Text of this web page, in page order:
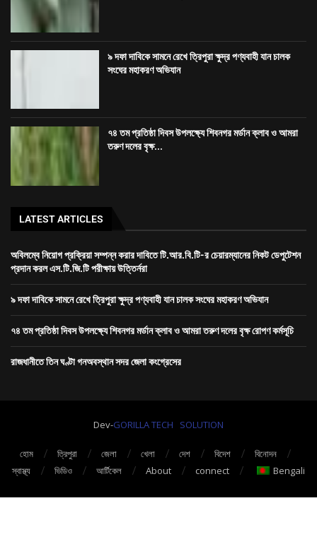
৯ দফা দাবিকে সামনে রেখে ত্রিপুরা ক্ষুদ্র পণ্যবাহী যান চালক
সংঘের মহাকরণ অভিযান
৭৪ তম প্রতিষ্ঠা দিবস উপলক্ষ্যে শিবনগর মর্ডান ক্লাব ও আমরা
তরুণ দলের বৃক্ষ...
LATEST ARTICLES
অবিলম্বে নিয়োগ প্রক্রিয়া সম্পন্ন করার দাবিতে টি.আর.বি.টি-র চেয়ারম্যানের নিকট ডেপুটেশন
প্রদান করল এস.টি.জি.টি পরীক্ষায় উত্তির্নরা
৯ দফা দাবিকে সামনে রেখে ত্রিপুরা ক্ষুদ্র পণ্যবাহী যান চালক সংঘের মহাকরণ অভিযান
৭৪ তম প্রতিষ্ঠা দিবস উপলক্ষ্যে শিবনগর মর্ডান ক্লাব ও আমরা তরুণ দলের বৃক্ষ রোপণ কর্মসূচি
রাজধানীতে তিন ঘণ্টা গনঅবস্থান সদর জেলা কংগ্রেসের
Dev-GORILLA TECH SOLUTION
হোম ত্রিপুরা জেলা খেলা দেশ বিদেশ
বিনোদন
স্বাস্থ্য
ভিডিও আর্টিকেল About connect Bengali